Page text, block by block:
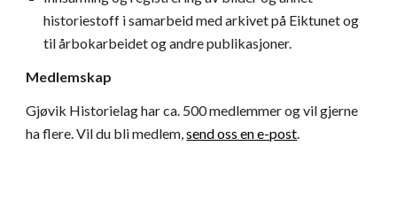
historiestoff i samarbeid med arkivet på Eiktunet og
til årbokarbeidet og andre publikasjoner.
Medlemskap
Gjøvik Historielag har ca. 500 medlemmer og vil gjerne
ha flere. Vil du bli medlem,send oss en e-post.